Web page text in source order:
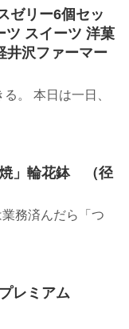
ゼリー6個セッ
ツ スイーツ 洋菓
井沢ファーマー
。 本日は一日、
焼」輪花鉢 （径
務済んだら「つ
レミアム